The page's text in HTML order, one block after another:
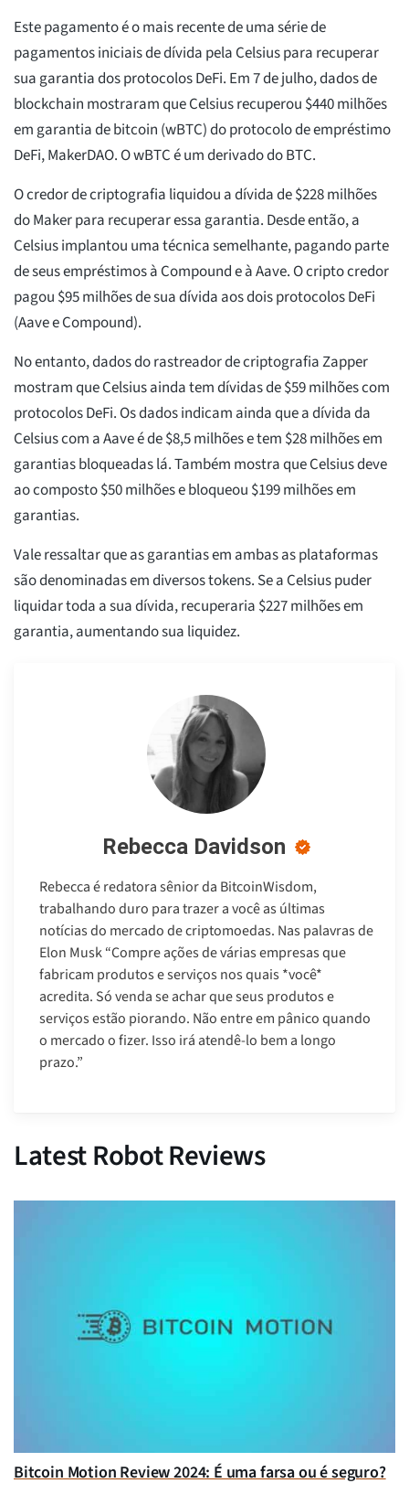
Este pagamento é o mais recente de uma série de
pagamentos iniciais de dívida pela Celsius para recuperar
sua garantia dos protocolos DeFi. Em 7 de julho, dados de
blockchain mostraram que Celsius recuperou $440 milhões
em garantia de bitcoin (wBTC) do protocolo de empréstimo
DeFi, MakerDAO. O wBTC é um derivado do BTC.
O credor de criptografia liquidou a dívida de $228 milhões
do Maker para recuperar essa garantia. Desde então, a
Celsius implantou uma técnica semelhante, pagando parte
de seus empréstimos à Compound e à Aave. O cripto credor
pagou $95 milhões de sua dívida aos dois protocolos DeFi
(Aave e Compound).
No entanto, dados do rastreador de criptografia Zapper
mostram que Celsius ainda tem dívidas de $59 milhões com
protocolos DeFi. Os dados indicam ainda que a dívida da
Celsius com a Aave é de $8,5 milhões e tem $28 milhões em
garantias bloqueadas lá. Também mostra que Celsius deve
ao composto $50 milhões e bloqueou $199 milhões em
garantias.
Vale ressaltar que as garantias em ambas as plataformas
são denominadas em diversos tokens. Se a Celsius puder
liquidar toda a sua dívida, recuperaria $227 milhões em
garantia, aumentando sua liquidez.
Rebecca Davidson
Rebecca é redatora sênior da BitcoinWisdom,
trabalhando duro para trazer a você as últimas
notícias do mercado de criptomoedas. Nas palavras de
Elon Musk “Compre ações de várias empresas que
fabricam produtos e serviços nos quais *você*
acredita. Só venda se achar que seus produtos e
serviços estão piorando. Não entre em pânico quando
o mercado o fizer. Isso irá atendê-lo bem a longo
prazo.”
Latest Robot Reviews
Bitcoin Motion Review 2024: É uma farsa ou é seguro?